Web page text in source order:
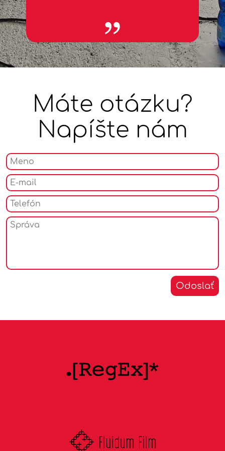
špecifikách zraniteľných skupín, ich prekážkach a
potrebách.
Výsledkom sú napríklad:
architekti, ktorí pri dizajne budov, interiérov a
exteriérov majú vnútornú motiváciu myslieť na potreby
ľudí so zmyslovým alebo telesným hendikepom
formovanie postojov spoločnosti k zraniteľným
skupinám
dizajnéri, ktorí myslia na potreby ľudí s hendikepom a
tvoria kolekcie a návrhy s ohľadom na prístupnosť aj
pre tieto cieľové skupiny
zodpovednosť a lepšie rozumejú príčinám konania a
prežívaniu ľudí zo zraniteľných skupín
ekonómovia, ktorí pri nastavovaní sociálnej ekonomiky
reálnejšie vyhodnocujú efektívne riešenia a rozumejú
kontextu finančnej náročnosti pri zavádzaní
inkluzívneho prístupu vo firmách, úradoch, školách,
vládnych politikách
politológovia, ktorí majú prehľad o zraniteľných
Máte otázku?
Napíšte nám
Odoslať